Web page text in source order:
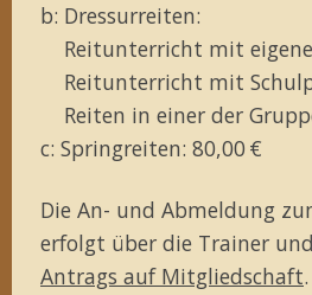
b: Dressurreiten:
Reitunterricht mit
Reitunterricht mit
Reiten in einer der
c: Springreiten: 80,00 €
Die An- und Abmeldung
erfolgt über die Trainer
Antrags auf Mitgliedschaft.